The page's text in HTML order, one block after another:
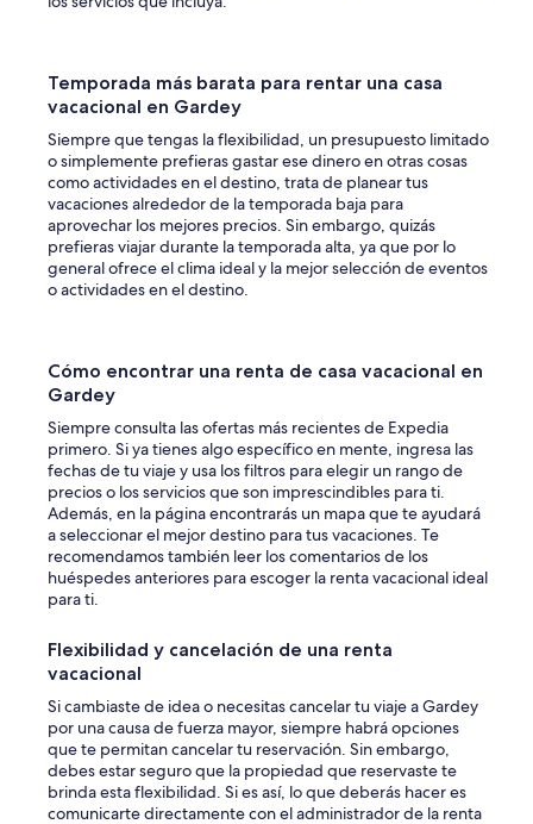
Temporada más barata para rentar una casa
vacacional en Gardey
Siempre que tengas la flexibilidad, un presupuesto limitado
o simplemente prefieras gastar ese dinero en otras cosas
como actividades en el destino, trata de planear tus
vacaciones alrededor de la temporada baja para
aprovechar los mejores precios. Sin embargo, quizás
prefieras viajar durante la temporada alta, ya que por lo
general ofrece el clima ideal y la mejor selección de eventos
o actividades en el destino.
Cómo encontrar una renta de casa vacacional en
Gardey
Siempre consulta las ofertas más recientes de Expedia
primero. Si ya tienes algo específico en mente, ingresa las
fechas de tu viaje y usa los filtros para elegir un rango de
precios o los servicios que son imprescindibles para ti.
Además, en la página encontrarás un mapa que te ayudará
a seleccionar el mejor destino para tus vacaciones. Te
recomendamos también leer los comentarios de los
huéspedes anteriores para escoger la renta vacacional ideal
para ti.
Flexibilidad y cancelación de una renta
vacacional
Si cambiaste de idea o necesitas cancelar tu viaje a Gardey
por una causa de fuerza mayor, siempre habrá opciones
que te permitan cancelar tu reservación. Sin embargo,
debes estar seguro que la propiedad que reservaste te
brinda esta flexibilidad. Si es así, lo que deberás hacer es
comunicarte directamente con el administrador de la renta